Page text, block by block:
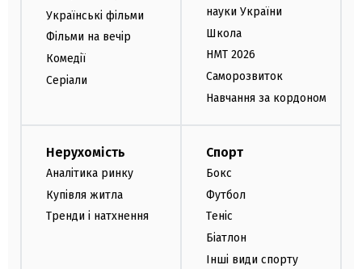
Українські фільми
Фільми на вечір
Комедії
Серіали
науки України
Школа
НМТ 2026
Саморозвиток
Навчання за кордоном
Нерухомість
Аналітика ринку
Купівля житла
Тренди і натхнення
Спорт
Бокс
Футбол
Теніс
Біатлон
Інші види спорту